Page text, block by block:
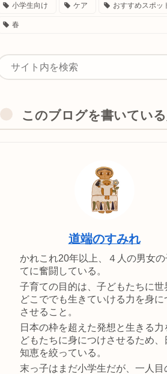
小学生向け ケア おすすめスポッ
春
このブログを書いている
道端のすみれ
かれこれ20年以上、４人の男女の
てに奮闘している。
子育ての目的は、子どもたちに世
どこででも生きていける力を身に
させること。
日本の枠を超えた発想と生きる力
どもたちに身につけさせるため、
知恵を絞っている。
末っ子はまだ小学生だが、一人目